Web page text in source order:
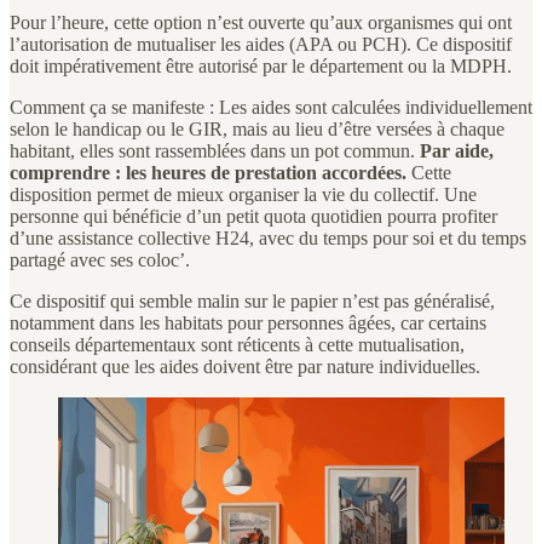
Pour l’heure, cette option n’est ouverte qu’aux organismes qui ont
l’autorisation de mutualiser les aides (APA ou PCH). Ce dispositif
doit impérativement être autorisé par le département ou la MDPH.
Comment ça se manifeste : Les aides sont calculées individuellement
selon le handicap ou le GIR, mais au lieu d’être versées à chaque
habitant, elles sont rassemblées dans un pot commun. Par aide,
comprendre : les heures de prestation accordées. Cette
disposition permet de mieux organiser la vie du collectif. Une
personne qui bénéficie d’un petit quota quotidien pourra profiter
d’une assistance collective H24, avec du temps pour soi et du temps
partagé avec ses coloc’.
Ce dispositif qui semble malin sur le papier n’est pas généralisé,
notamment dans les habitats pour personnes âgées, car certains
conseils départementaux sont réticents à cette mutualisation,
considérant que les aides doivent être par nature individuelles.